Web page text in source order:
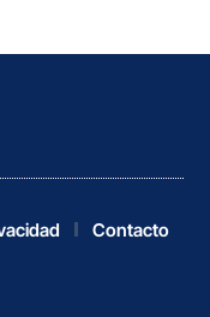
Contacto